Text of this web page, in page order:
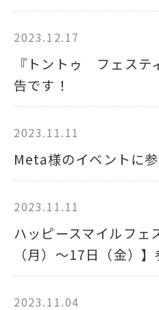
2023.12.17
『トントゥ フェステ
告です！
2023.11.11
Meta様のイベントに
2023.11.11
ハッピースマイルフェ
（月）～17日（金）
2023.11.04